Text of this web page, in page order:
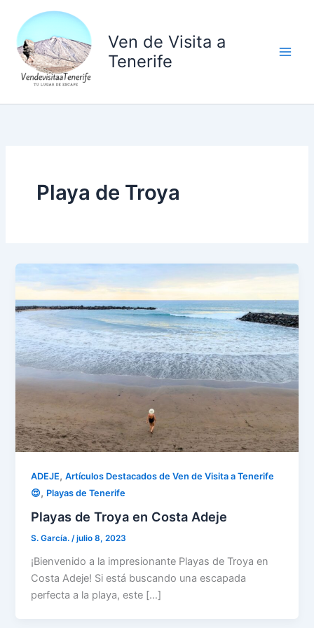
contenido
Ven de Visita a
Tenerife
Playa de Troya
ADEJE,Artículos Destacados de Ven de Visita a Tenerife
😍, Playas de Tenerife
Playas de Troya en Costa Adeje
S. García./julio 8, 2023
¡Bienvenido a la impresionante Playas de Troya en
Costa Adeje! Si está buscando una escapada
perfecta a la playa, este […]